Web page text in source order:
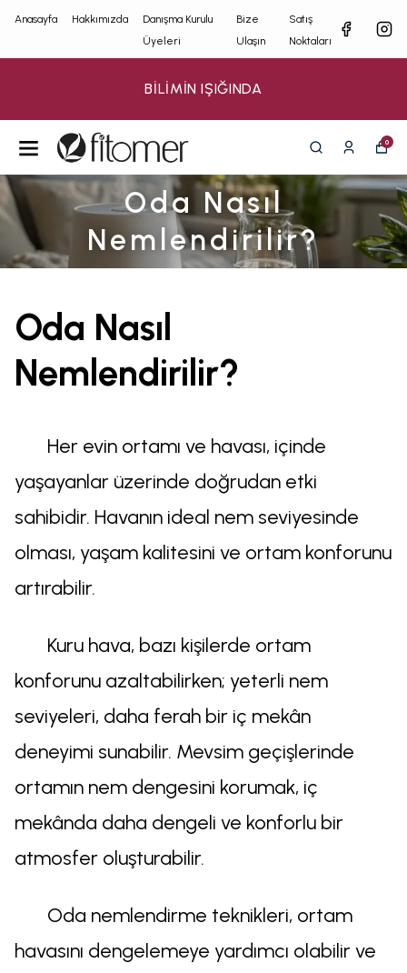
Anasayfa Hakkımızda
Danışma Kurulu
Üyeleri
Bize
Ulaşın
Satış
Noktaları
BİLİMİN IŞIĞINDA
0
Oda Nasıl
Nemlendirilir?
Oda Nasıl
Nemlendirilir?
Her evin ortamı ve havası, içinde
yaşayanlar üzerinde doğrudan etki
sahibidir. Havanın ideal nem seviyesinde
olması, yaşam kalitesini ve ortam konforunu
artırabilir.
Kuru hava, bazı kişilerde ortam
konforunu azaltabilirken; yeterli nem
seviyeleri, daha ferah bir iç mekân
deneyimi sunabilir. Mevsim geçişlerinde
ortamın nem dengesini korumak, iç
mekânda daha dengeli ve konforlu bir
atmosfer oluşturabilir.
Oda nemlendirme teknikleri, ortam
havasını dengelemeye yardımcı olabilir ve